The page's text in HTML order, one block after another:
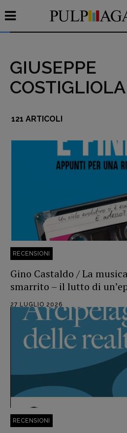
Recensioni
Primo Piano
Interviste
RUBRICHE
Archeologie del
presente
Fumetti
Pulp for kids
Opera prima
DOSSIER
GIUSEPPE
COSTIGLIOLA
121 ARTICOLI
RECENSIONI
Gino Castaldo / La
smarrito – il lutto di
27 LUGLIO 2026
RECENSIONI